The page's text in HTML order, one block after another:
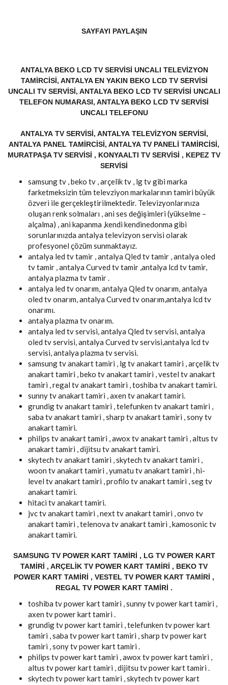
SAYFAYI PAYLAŞIN
ANTALYA BEKO LCD TV SERVISI UNCALI TELEVIZYON
TAMIRCISI, ANTALYA EN YAKIN BEKO LCD TV SERVISI
UNCALI TV SERVISI, ANTALYA BEKO LCD TV SERVISI UNCALI
TELEFON NUMARASI, ANTALYA BEKO LCD TV SERVISI
UNCALI TELEFONU
ANTALYA TV SERVISI, ANTALYA TELEVIZYON SERVISI,
ANTALYA PANEL TAMIRCISI, ANTALYA TV PANELI TAMIRCISI,
MURATPAŞA TV SERVISI , KONYAALTI TV SERVISI , KEPEZ TV
SERVISI
samsung tv , beko tv , arçelik tv , lg tv gibi marka
farketmeksizin tüm televziyon markalarının tamiri büyük
özveri ile gerçekleştirilmektedir. Televizyonlarınıza
oluşan renk solmaları , ani ses değişimleri (yükselme –
alçalma) , ani kapanma ,kendi kendinedonma gibi
sorunlarınızda antalya televizyon servisi olarak
profesyonel çözüm sunmaktayız.
antalya led tv tamir , antalya Qled tv tamir , antalya oled
tv tamir , antalya Curved tv tamir ,antalya lcd tv tamir,
antalya plazma tv tamir .
antalya led tv onarım, antalya Qled tv onarım, antalya
oled tv onarım, antalya Curved tv onarım,antalya lcd tv
onarımı.
antalya plazma tv onarım.
antalya led tv servisi, antalya Qled tv servisi, antalya
oled tv servisi, antalya Curved tv servisi,antalya lcd tv
servisi, antalya plazma tv servisi.
samsung tv anakart tamiri , lg tv anakart tamiri , arçelik tv
anakart tamiri , beko tv anakart tamiri , vestel tv anakart
tamiri , regal tv anakart tamiri , toshiba tv anakart tamiri.
sunny tv anakart tamiri , axen tv anakart tamiri.
grundig tv anakart tamiri , telefunken tv anakart tamiri ,
saba tv anakart tamiri , sharp tv anakart tamiri , sony tv
anakart tamiri.
philips tv anakart tamiri , awox tv anakart tamiri , altus tv
anakart tamiri , dijitsu tv anakart tamiri.
skytech tv anakart tamiri , skytech tv anakart tamiri ,
woon tv anakart tamiri , yumatu tv anakart tamiri , hi-
level tv anakart tamiri , profilo tv anakart tamiri , seg tv
anakart tamiri.
hitaci tv anakart tamiri.
jvc tv anakart tamiri , next tv anakart tamiri , onvo tv
anakart tamiri , telenova tv anakart tamiri , kamosonic tv
anakart tamiri.
SAMSUNG TV POWER KART TAMIRI , LG TV POWER KART
TAMIRI , ARÇELIK TV POWER KART TAMIRI , BEKO TV
POWER KART TAMIRI , VESTEL TV POWER KART TAMIRI ,
REGAL TV POWER KART TAMIRI .
toshiba tv power kart tamiri , sunny tv power kart tamiri ,
axen tv power kart tamiri .
grundig tv power kart tamiri , telefunken tv power kart
tamiri , saba tv power kart tamiri , sharp tv power kart
tamiri , sony tv power kart tamiri .
philips tv power kart tamiri , awox tv power kart tamiri ,
altus tv power kart tamiri , dijitsu tv power kart tamiri .
skytech tv power kart tamiri , skytech tv power kart